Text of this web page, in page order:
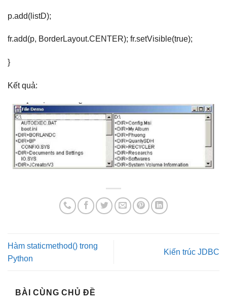
p.add(listD);
fr.add(p, BorderLayout.CENTER); fr.setVisible(true);
}
Kết quả:
Hàm staticmethod() trong
Python
Kiến trúc JDBC
BÀI CÙNG CHỦ ĐỀ